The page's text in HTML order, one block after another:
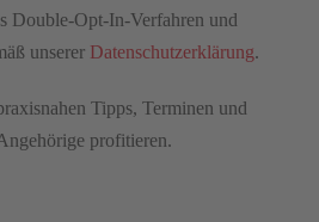
Double-Opt-In-Verfahren und
unserer Datenschutzerklärung.
Tipps, Terminen und
profitieren.